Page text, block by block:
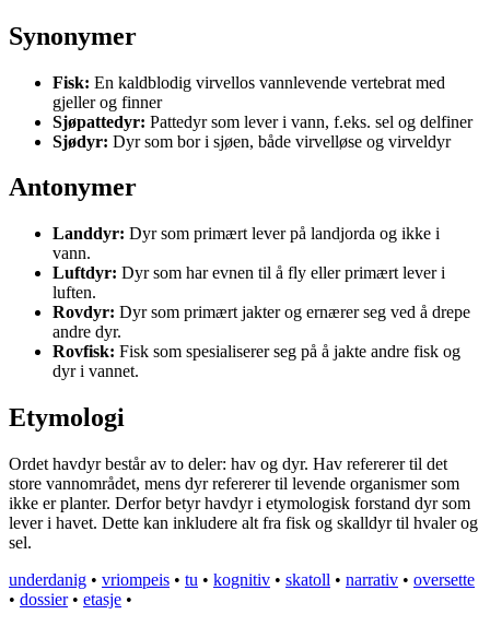
Synonymer
Fisk: En kaldblodig virvellos vannlevende vertebrat med
gjeller og finner
Sjøpattedyr: Pattedyr som lever i vann, f.eks. sel og delfiner
Sjødyr: Dyr som bor i sjøen, både virvelløse og virveldyr
Antonymer
Landdyr: Dyr som primært lever på landjorda og ikke i
vann.
Luftdyr: Dyr som har evnen til å fly eller primært lever i
luften.
Rovdyr: Dyr som primært jakter og ernærer seg ved å drepe
andre dyr.
Rovfisk: Fisk som spesialiserer seg på å jakte andre fisk og
dyr i vannet.
Etymologi
Ordet havdyr består av to deler: hav og dyr. Hav refererer til det
store vannområdet, mens dyr refererer til levende organismer som
ikke er planter. Derfor betyr havdyr i etymologisk forstand dyr som
lever i havet. Dette kan inkludere alt fra fisk og skalldyr til hvaler og
sel.
underdanig • vriompeis • tu • kognitiv • skatoll • narrativ • oversette
• dossier• etasje •